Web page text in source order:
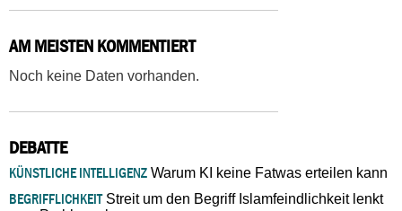
AM MEISTEN KOMMENTIERT
Noch keine Daten vorhanden.
DEBATTE
KÜNSTLICHE INTELLIGENZ Warum KI keine Fatwas erteilen kann
BEGRIFFLICHKEITStreit um den Begriff Islamfeindlichkeit lenkt